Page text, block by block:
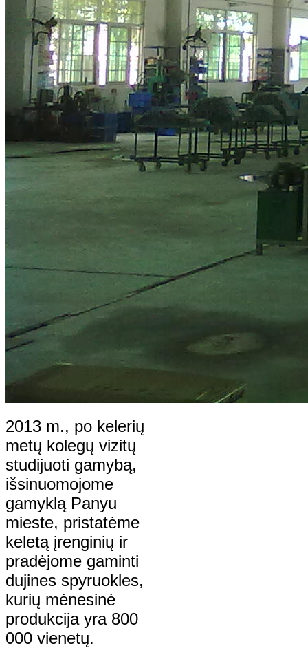
2013 m., po kelerių
metų kolegų vizitų
studijuoti gamybą,
išsinuomojome
gamyklą Panyu
mieste, pristatėme
keletą įrenginių ir
pradėjome gaminti
dujines spyruokles,
kurių mėnesinė
produkcija yra 800
000 vienetų.